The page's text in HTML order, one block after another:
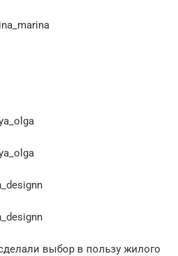
выбор в пользу жилого